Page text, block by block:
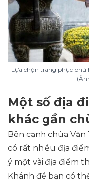
Lựa chọn trang phục phù
Một số địa
khác gần
Bên cạnh chùa
có rất nhiều địa
ý một vài địa điểm
Khánh để bạn có